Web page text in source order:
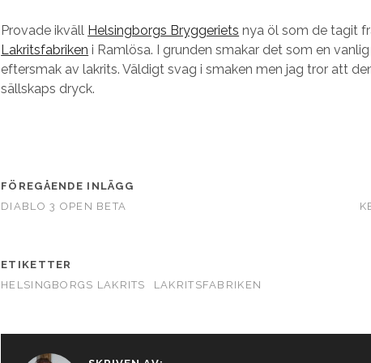
Provade ikväll Helsingborgs Bryggeriets nya öl som de tagit
Lakritsfabriken i Ramlösa. I grunden smakar det som en
eftersmak av lakrits. Väldigt svag i smaken men jag tror att
sällskaps dryck.
FÖREGÅENDE INLÄGG
DIABLO 3 OPEN BETA
ETIKETTER
HELSINGBORGS LAKRITS
LAKRITSFABRIKEN